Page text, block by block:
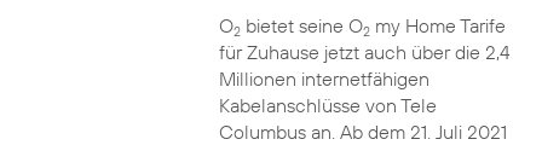
O2bietet seine O2my Home Tarife
für Zuhause jetzt auch über die 2,4
Millionen internetfähigen
Kabelanschlüsse von Tele
Columbus an. Ab dem 21. Juli 2021